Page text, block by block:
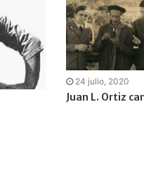
24 julio, 2020
Juan L. Ortiz